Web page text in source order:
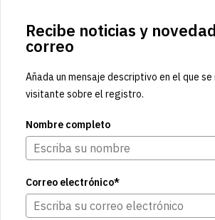
Recibe noticias y
correo
Añada un mensaje descriptivo en el que
visitante sobre el registro.
Nombre completo
Correo electrónico*